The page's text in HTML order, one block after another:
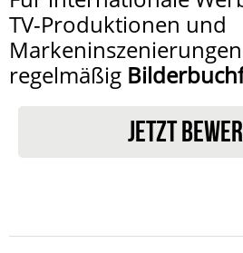
TV-Produktionen und
regelmäßig
JETZT